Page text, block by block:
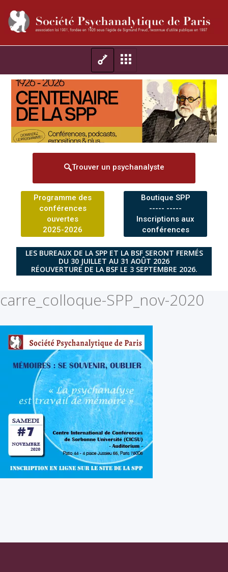
Trouver un psychanalyste
Programme des
conférences
ouvertes
2025-2026
Boutique SPP
----- -----
Inscriptions aux
conférences
LES BUREAUX DE LA SPP ET LA BSF SERONT FERMÉS
DU 30 JUILLET AU 31 AOÛT 2026
RÉOUVERTURE DE LA BSF LE 3 SEPTEMBRE 2026.
carre_colloque-SPP_nov-2020